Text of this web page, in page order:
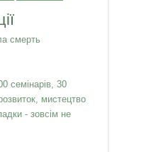
смерть
семінарів, 30
мистецтво
- зовсім не